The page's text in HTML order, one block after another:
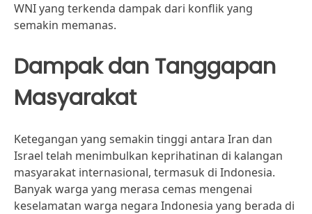
WNI yang terkenda dampak dari konflik yang
semakin memanas.
Dampak dan Tanggapan
Masyarakat
Ketegangan yang semakin tinggi antara Iran dan
Israel telah menimbulkan keprihatinan di kalangan
masyarakat internasional, termasuk di Indonesia.
Banyak warga yang merasa cemas mengenai
keselamatan warga negara Indonesia yang berada di